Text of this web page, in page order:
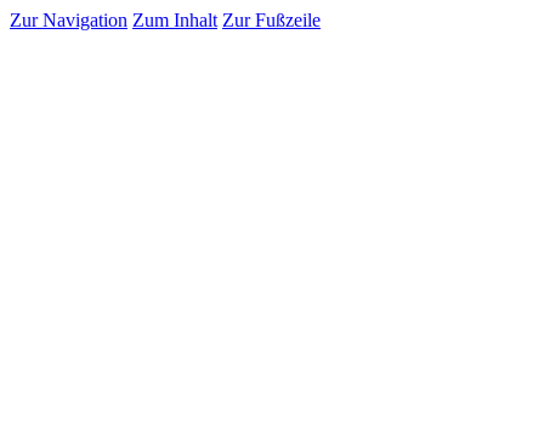
Zur Navigation Zum Inhalt Zur Fußzeile